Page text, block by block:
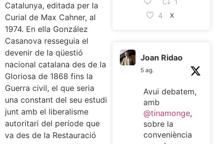
Catalunya, editada per la
Curial de Max Cahner, al
1974. En ella González
Casanova resseguia el
devenir de la qüestió
nacional catalana des de la
Gloriosa de 1868 fins la
Guerra civil, el que seria
una constant del seu estudi
junt amb el liberalisme
autoritari del període que
va des de la Restauració
1
4
X
Joan Ridao
5 ag.
Avui debatem,
amb
@tinamonge,
sobre la
conveniència